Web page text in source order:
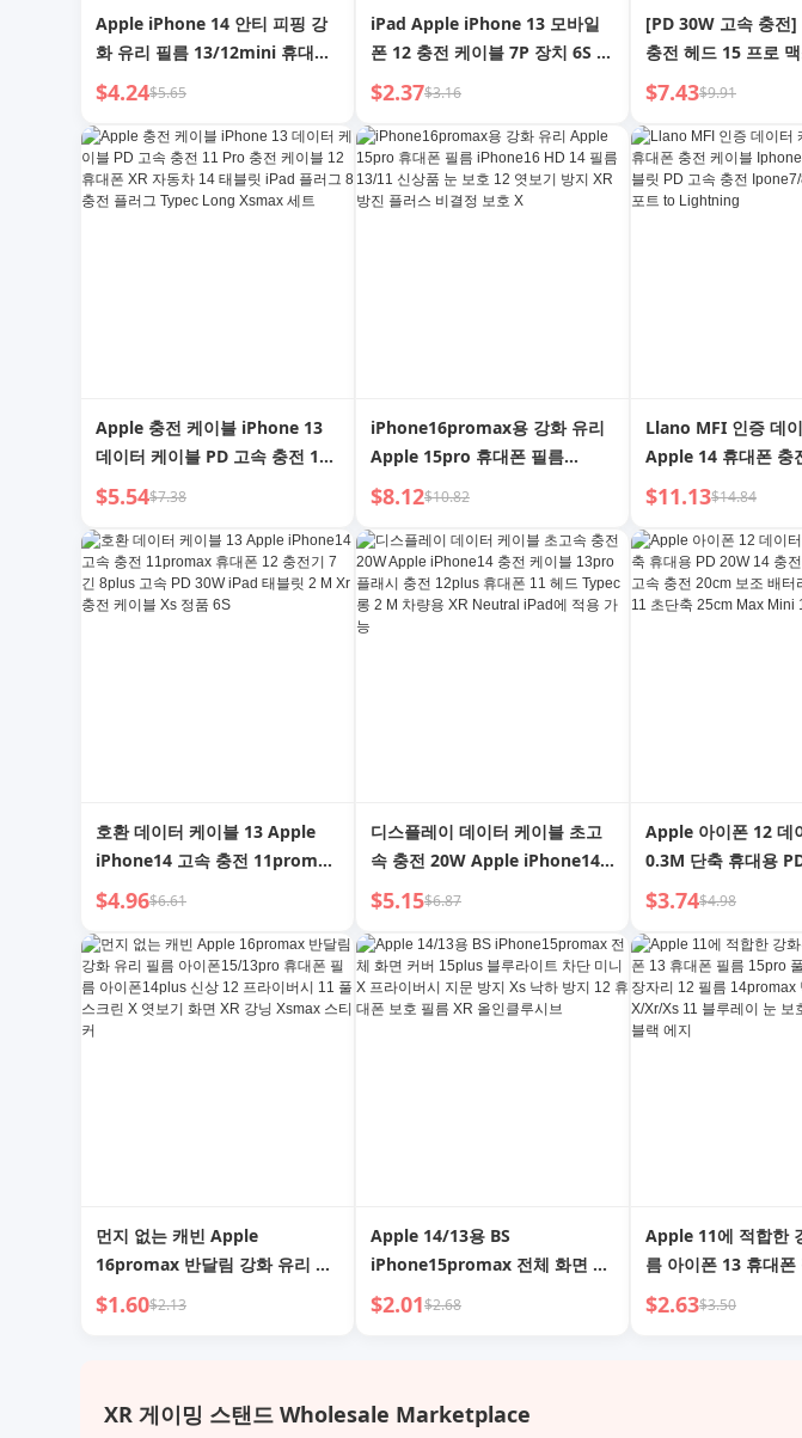
Apple iPhone 14 안티 피핑 강
화 유리 필름 13/12mini 휴대폰
11promax HD XR 전체 화면
방지 포 스크린 프로텍터 플러스
13 적용
$4.24$5.65
iPad Apple iPhone 13 모바일
폰 12 충전 케이블 7P 장치 6S 롱
11pro 7 2M 6 XR 펀치 X 태블릿
고속 충전 데이터 케이블 액상 실
리콘 적합
$2.37$3.16
[PD 30W 고속 충전
충전 헤드 15 프로
데이터 케이블 13/12
11 오리지널 맥스 설
펀치
$7.43$9.91
Apple 충전 케이블 iPhone 13
데이터 케이블 PD 고속 충전 11
Pro 충전 케이블 12 휴대폰 XR
충전 플러그 Typec Long
Xsmax 세트
$5.54$7.38
iPhone16promax용 강화 유리
Apple 15pro 휴대폰 필름
iPhone16 HD 14 필름 13/11 신
방진 플러스 비결정 보호 X
$8.12$10.82
Llano MFI 인증 데
Apple 14 휴대폰 충
Iphone13max12pro
Ipone7/8Plus/Xr/
Lightning
$11.13$14.84
호환 데이터 케이블 13 Apple
iPhone14 고속 충전 11promax
휴대폰 12 충전기 7 긴 8plus 고
충전 케이블 Xs 정품 6S
$4.96$6.61
디스플레이 데이터 케이블 초고
속 충전 20W Apple iPhone14
충전 케이블 13pro 플래시 충전
롱 2 M 차량용 XR Neutral iPad
에 적용 가능
$5.15$6.87
Apple 아이폰 12 데
0.3M 단축 휴대용
충전기 X 휴대폰 8P
11 초단축 25cm
Pro
$3.74$4.98
먼지 없는 캐빈 Apple
16promax 반달림 강화 유리 필
름 아이폰15/13pro 휴대폰 필름
$1.60$2.13
Apple 14/13용 BS
iPhone15promax 전체 화면 커
버 15plus 블루라이트 차단 미니
$2.01$2.68
Apple 11에 적합한
름 아이폰 13 휴대폰
풀 스크린 전체 가장
$2.63$3.50
XR 게이밍 스탠드 Wholesale Marketplace